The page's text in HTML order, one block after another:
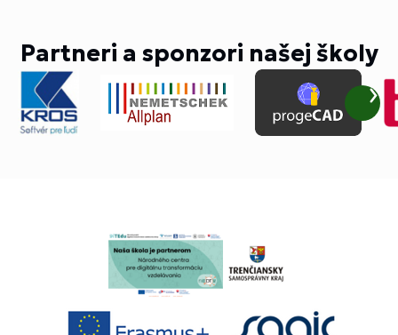
Partneri a sponzori našej školy